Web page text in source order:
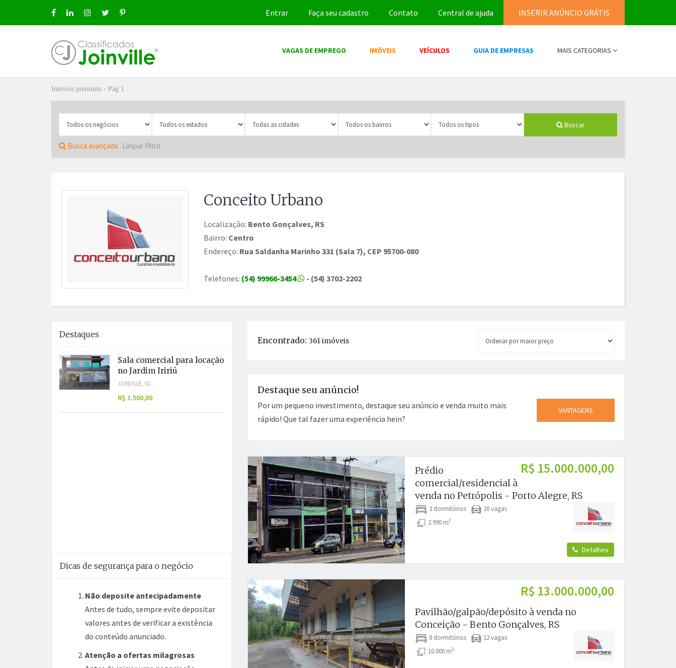
Entrar Faça seu cadastro Contato Central de ajuda INSERIR ANÚNCIO GRÁTIS
VAGAS DE EMPREGO IMÓVEIS VEÍCULOS GUIA DE EMPRESAS MAIS CATEGORIAS
Imóveis premium - Pág 1
Buscar
Busca avançada Limpar filtro
Conceito Urbano
Localização: Bento Gonçalves, RS
Bairro: Centro
Endereço: Rua Saldanha Marinho 331 (Sala 7), CEP 95700-080
Telefones: (54) 99966-3454 - (54) 3702-2202
Encontrado: 361 imóveis
Destaque seu anúncio!
Por um pequeno investimento, destaque seu anúncio e venda muito mais
rápido! Que tal fazer uma experiência hein?
VANTAGENS
R$ 15.000.000,00
Prédio
comercial/residencial à
venda no Petrópolis - Porto Alegre, RS
3 dormitórios
20 vagas
2.990 m2
Detalhes
R$ 13.000.000,00
Pavilhão/galpão/depósito à venda no
Conceição - Bento Gonçalves, RS
8 dormitórios
12 vagas
10.000 m2
Destaques
Sala comercial para locação
no Jardim Iririú
JOINVILLE, SC
R$ 1.500,00
Dicas de segurança para o negócio
Não deposite antecipadamente
Antes de tudo, sempre evite depositar
valores antes de verificar a existência
do conteúdo anunciado.
Atenção a ofertas milagrosas